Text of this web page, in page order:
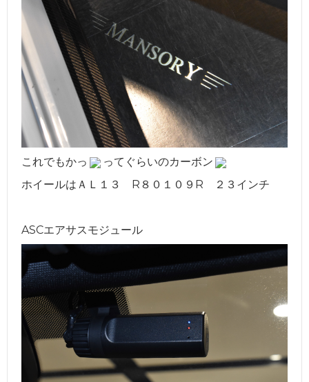
これでもかっ
ってぐらいのカーボン
ホイールはＡＬ１３ R８０１０９R ２３インチ
ASCエアサスモジュール